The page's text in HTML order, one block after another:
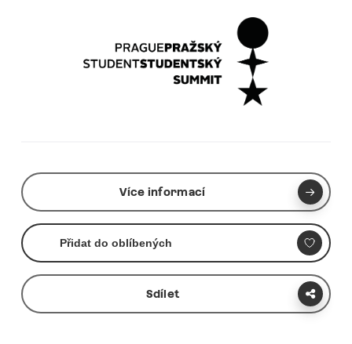
Více informací
Přidat do oblíbených
Sdílet